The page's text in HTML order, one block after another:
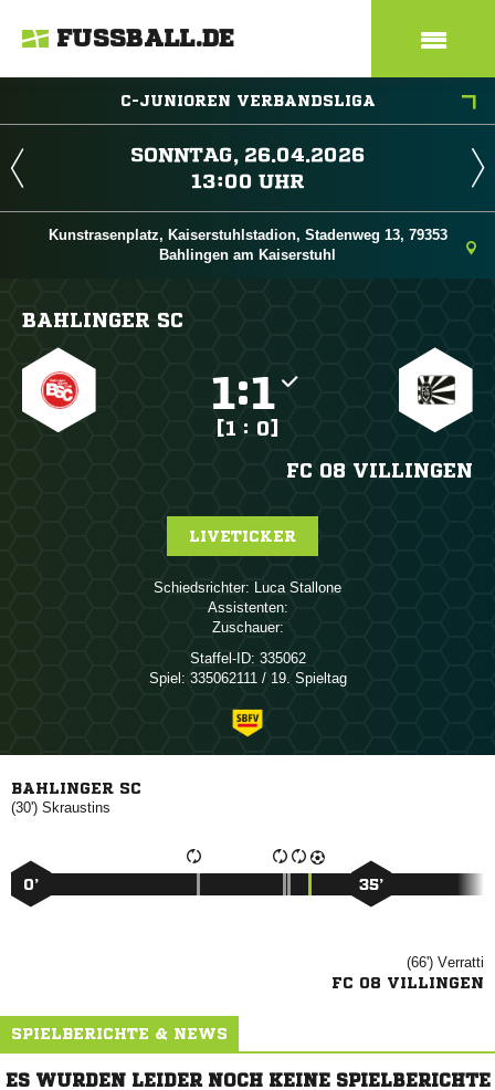
FUSSBALL.DE
C-JUNIOREN VERBANDSLIGA
 
 
Kunstrasenplatz, Kaiserstuhlstadion, Stadenweg 13, 79353
Bahlingen am Kaiserstuhl
BAHLINGER SC
:
[1 : 0]
FC 08 VILLINGEN
LIVETICKER
Schiedsrichter:  
Assistenten:
Zuschauer:
Staffel-ID: 335062
Spiel: 335062111 / 19. Spieltag
BAHLINGER SC
(30') 
0’ 35’
(66') 
FC 08 VILLINGEN
SPIELBERICHTE & NEWS
ES WURDEN LEIDER NOCH KEINE SPIELBERICHTE